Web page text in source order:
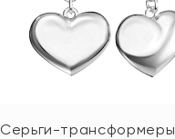
Серьги-трансформеры